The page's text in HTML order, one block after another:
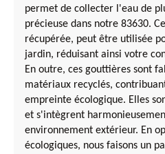
permet de collecter l'eau de
précieuse dans notre 83630.
récupérée, peut être utilisée
jardin, réduisant ainsi votre
En outre, ces gouttières sont
matériaux recyclés,
empreinte écologique. Elles
et s'intègrent
environnement extérieur. En
écologiques, nous faisons un